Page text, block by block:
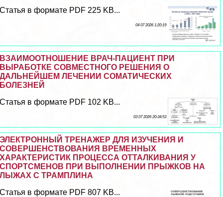
Статья в формате PDF 225 KB...
04 07 2026 1:20:19
ВЗАИМООТНОШЕНИЕ ВРАЧ-ПАЦИЕНТ ПРИ
ВЫРАБОТКЕ СОВМЕСТНОГО РЕШЕНИЯ О
ДАЛЬНЕЙШЕМ ЛЕЧЕНИИ СОМАТИЧЕСКИХ
БОЛЕЗНЕЙ
Статья в формате PDF 102 KB...
03 07 2026 20:34:53
ЭЛЕКТРОННЫЙ ТРЕНАЖЕР ДЛЯ ИЗУЧЕНИЯ И
СОВЕРШЕНСТВОВАНИЯ ВРЕМЕННЫХ
ХАРАКТЕРИСТИК ПРОЦЕССА ОТТАЛКИВАНИЯ У
СПОРТСМЕНОВ ПРИ ВЫПОЛНЕНИИ ПРЫЖКОВ НА
ЛЫЖАХ С ТРАМПЛИНА
Статья в формате PDF 807 KB...